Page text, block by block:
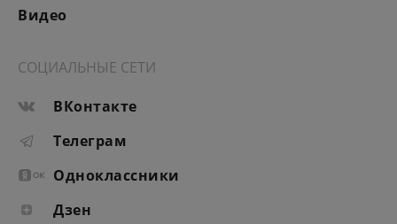
Видео
СОЦИАЛЬНЫЕ СЕТИ
ВКонтакте
Телеграм
Одноклассники
Дзен